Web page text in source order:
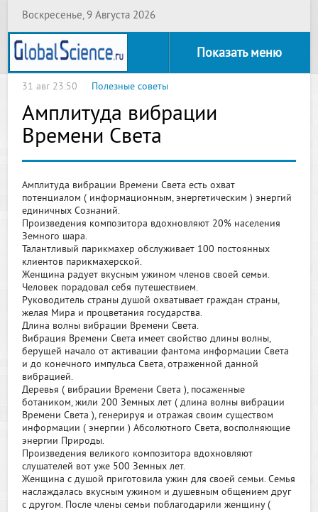
Воскресенье, 9 Августа 2026
Показать меню
31 авг 23:50 Полезные советы
Амплитуда вибрации
Времени Света
Амплитуда вибрации Времени Света есть охват
потенциалом ( информационным, энергетическим ) энергий
единичных Сознаний.
Произведения композитора вдохновляют 20% населения
Земного шара.
Талантливый парикмахер обслуживает 100 постоянных
клиентов парикмахерской.
Женщина радует вкусным ужином членов своей семьи.
Человек порадовал себя путешествием.
Руководитель страны душой охватывает граждан страны,
желая Мира и процветания государства.
Длина волны вибрации Времени Света.
Вибрация Времени Света имеет свойство длины волны,
берущей начало от активации фантома информации Света
и до конечного импульса Света, отраженной данной
вибрацией.
Деревья ( вибрации Времени Света ), посаженные
ботаником, жили 200 Земных лет ( длина волны вибрации
Времени Света ), генерируя и отражая своим существом
информации ( энергии ) Абсолютного Света, восполняющие
энергии Природы.
Произведения великого композитора вдохновляют
слушателей вот уже 500 Земных лет.
Женщина с душой приготовила ужин для своей семьи. Семья
наслаждалась вкусным ужином и душевным общением друг
с другом. После члены семьи поблагодарили женщину (